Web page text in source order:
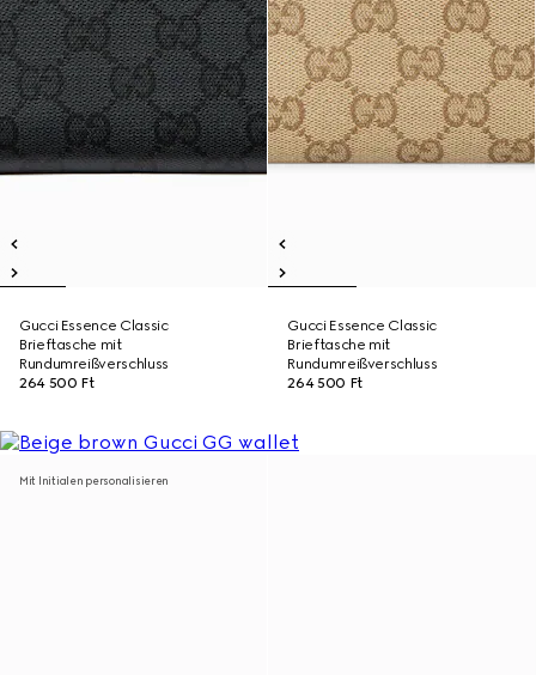
Gucci Essence Classic
Brieftasche mit
Rundumreißverschluss
264 500 Ft
Gucci Essence Classic
Brieftasche mit
Rundumreißverschluss
264 500 Ft
Mit Initialen personalisieren